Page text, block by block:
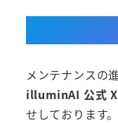
メンテナンスの
illuminAI 公式
せしております。